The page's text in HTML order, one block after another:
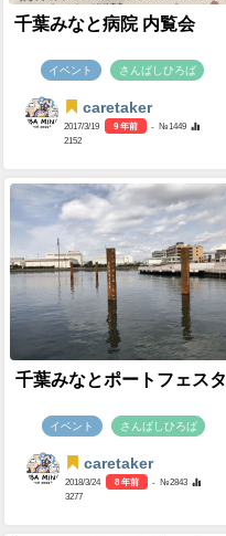
千葉みなと病院 内覧会
イベント さんばしひろば
caretaker
2017/3/19 9 年前
- №1449
2152
千葉みなとポートフェスタ
イベント さんばしひろば
caretaker
2018/3/24 8 年前
- №2843
3277